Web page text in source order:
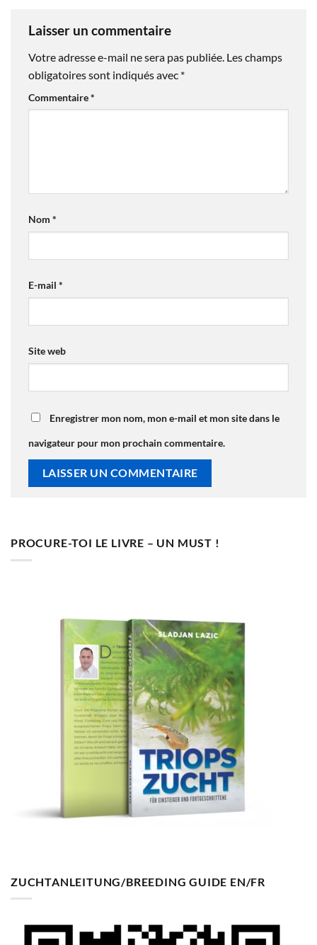
Laisser un commentaire
Votre adresse e-mail ne sera pas publiée. Les champs
obligatoires sont indiqués avec *
Commentaire*
Nom *
E-mail *
Site web
Enregistrer mon nom, mon e-mail et mon site dans le
navigateur pour mon prochain commentaire.
PROCURE-TOI LE LIVRE – UN MUST !
ZUCHTANLEITUNG/BREEDING GUIDE EN/FR